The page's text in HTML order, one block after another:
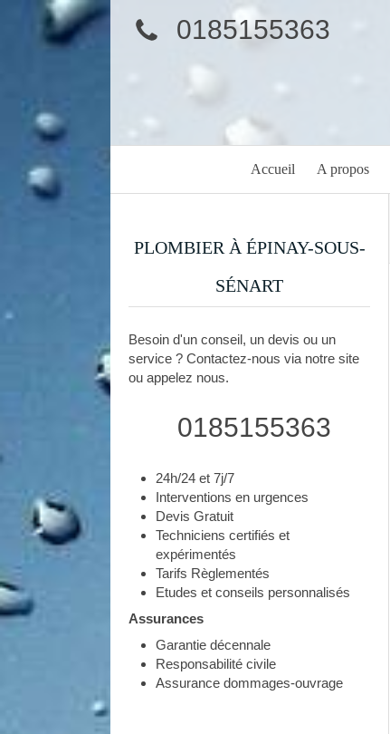
0185155363
Accueil A propos
PLOMBIER À ÉPINAY-SOUS-
SÉNART
Besoin d'un conseil, un devis ou un
service ? Contactez-nous via notre site
ou appelez nous.
0185155363
24h/24 et 7j/7
Interventions en urgences
Devis Gratuit
Techniciens certifiés et
expérimentés
Tarifs Règlementés
Etudes et conseils personnalisés
Assurances
Garantie décennale
Responsabilité civile
Assurance dommages-ouvrage